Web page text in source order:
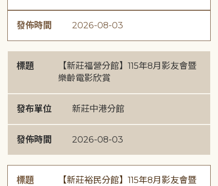
發佈時間 2026-08-03
標題
【新莊福營分館】115年8月影友會暨
樂齡電影欣賞
發布單位 新莊中港分館
發佈時間 2026-08-03
標題
【新莊裕民分館】115年8月影友會暨